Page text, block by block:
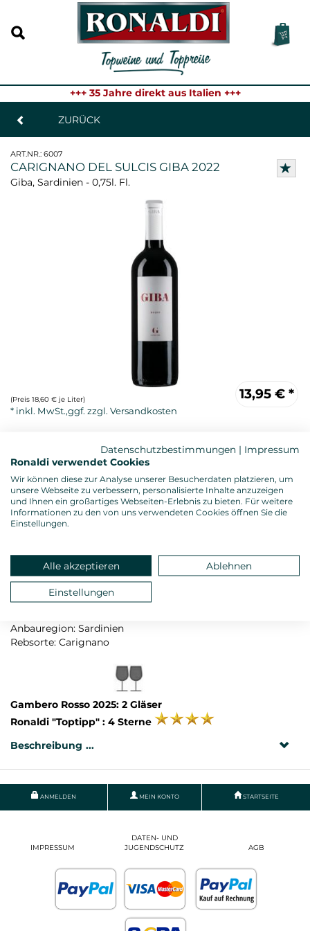
+++ 35 Jahre direkt aus Italien +++
ZURÜCK
ART.NR.: 6007
CARIGNANO DEL SULCIS GIBA 2022
Giba, Sardinien - 0,75l. Fl.
13,95 € *
(Preis 18,60 € je Liter)
Rotwein, trocken
Gesamtsäure: 5,10 g/l
Restzucker: 0,435 g/l
Allergenhinweis: enthält Sulfite
Verschluss: Nomakorken
Anbauregion: Sardinien
Rebsorte: Carignano
Gambero Rosso 2025: 2 Gläser
Ronaldi "Toptipp" : 4 Sterne
Beschreibung
ANMELDEN MEIN KONTO STARTSEITE
IMPRESSUM
DATEN- UND
JUGENDSCHUTZ
AGB
Datenschutzbestimmungen | Impressum
Ronaldi verwendet Cookies
Wir können diese zur Analyse unserer Besucherdaten platzieren, um
unsere Webseite zu verbessern, personalisierte Inhalte anzuzeigen
und Ihnen ein großartiges Webseiten-Erlebnis zu bieten. Für weitere
Informationen zu den von uns verwendeten Cookies öffnen Sie die
Einstellungen.
Alle akzeptieren Ablehnen
Einstellungen